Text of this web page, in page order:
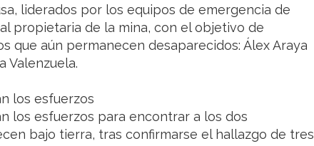
liderados por los equipos de emergencia de
propietaria de la mina, con el objetivo de
que aún permanecen desaparecidos: Álex Araya
Valenzuela.
los esfuerzos
los esfuerzos para encontrar a los dos
bajo tierra, tras confirmarse el hallazgo de tres